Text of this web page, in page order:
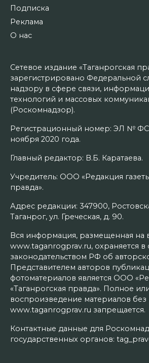
Подписка
Реклама
О нас
Сетевое издание «Таганрогская
зарегистрировано Федеральной
надзору в сфере связи,
технологий и массовых
(Роскомнадзор).
Регистрационный номер: ЭЛ № ФС
ноября 2020 года.
Главный редактор: В.Б. Каратаева.
Учредитель: ООО «Редакция
правда».
Адрес редакции: 347900,
Таганрог, ул. Греческая, д. 90.
Вся информация, размещенная на
www.taganrogprav.ru, охраняется в
законодательством РФ об
Представителем авторов
фотоматериалов является ООО
«Таганрогская правда». Полное
воспроизведение материалов без
www.taganrogprav.ru запрещается.
Контактные данные для
государственных органов: